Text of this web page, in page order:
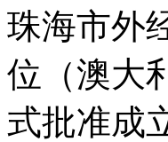
珠海市外
位（澳大
式批准成